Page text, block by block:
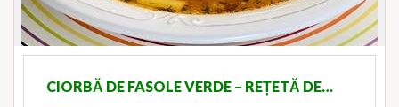
CIORBĂ DE FASOLE VERDE – REȚETĂ DE…